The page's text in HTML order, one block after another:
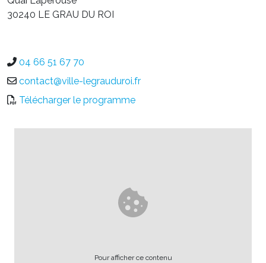
30240 LE GRAU DU ROI
04 66 51 67 70
contact@ville-legrauduroi.fr
Télécharger le programme
Pour afficher ce contenu